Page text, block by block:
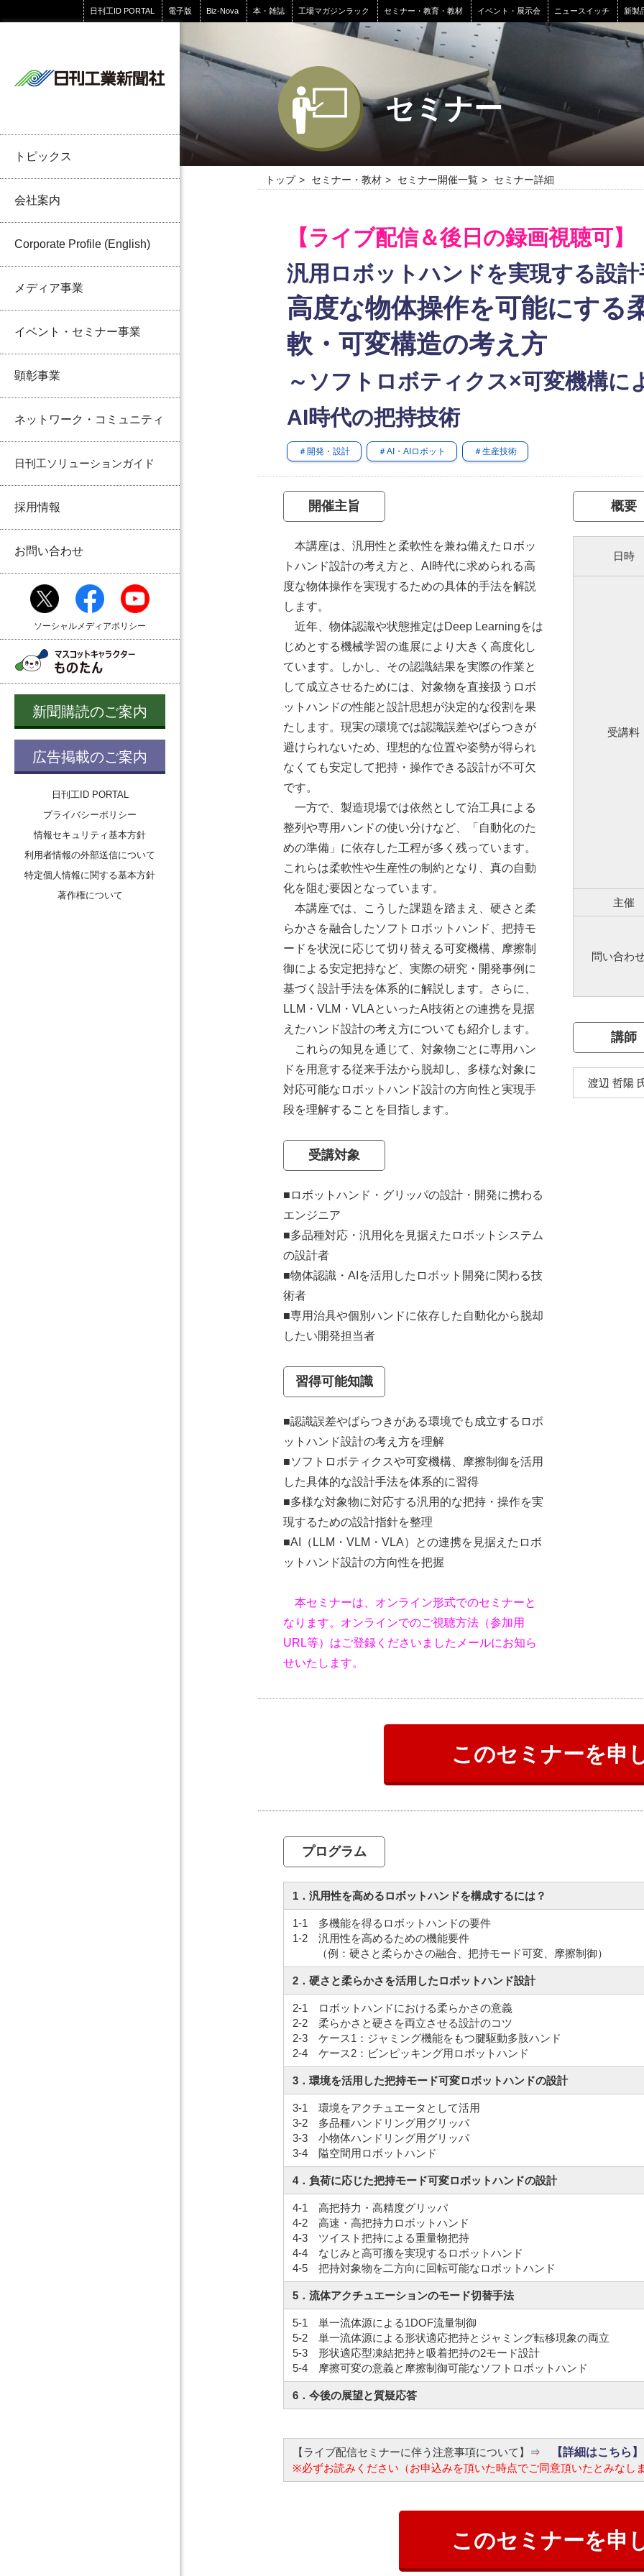
日刊工ID PORTAL 電子版 Biz-Nova 本・雑誌 工場マガジンラック セミナー・教育・教材 イベント・展示会 ニュースイッチ 新製
トピックス
会社案内
Corporate Profile (English)
メディア事業
イベント・セミナー事業
顕彰事業
ネットワーク・コミュニティ
日刊工ソリューションガイド
採用情報
お問い合わせ
ソーシャルメディアポリシー
新聞購読のご案内
広告掲載のご案内
日刊工ID PORTAL
プライバシーポリシー
情報セキュリティ基本方針
利用者情報の外部送信について
特定個人情報に関する基本方針
著作権について
セミナー
トップ セミナー・教材 セミナー開催一覧 セミナー詳細
【ライブ配信＆後日の録画視聴可】
汎用ロボットハンドを実現する設計
高度な物体操作を可能にする
軟・可変構造の考え方
～ソフトロボティクス×可変機構に
AI時代の把持技術
＃開発・設計 ＃AI・AIロボット ＃生産技術
開催主旨
本講座は、汎用性と柔軟性を兼ね備えたロボッ
トハンド設計の考え方と、AI時代に求められる高
度な物体操作を実現するための具体的手法を解説
します。
近年、物体認識や状態推定はDeep Learningをは
じめとする機械学習の進展により大きく高度化し
ています。しかし、その認識結果を実際の作業と
して成立させるためには、対象物を直接扱うロボ
ットハンドの性能と設計思想が決定的な役割を果
たします。現実の環境では認識誤差やばらつきが
避けられないため、理想的な位置や姿勢が得られ
なくても安定して把持・操作できる設計が不可欠
です。
一方で、製造現場では依然として治工具による
整列や専用ハンドの使い分けなど、「自動化のた
めの準備」に依存した工程が多く残っています。
これらは柔軟性や生産性の制約となり、真の自動
化を阻む要因となっています。
本講座では、こうした課題を踏まえ、硬さと柔
らかさを融合したソフトロボットハンド、把持モ
ードを状況に応じて切り替える可変機構、摩擦制
御による安定把持など、実際の研究・開発事例に
基づく設計手法を体系的に解説します。さらに、
LLM・VLM・VLAといったAI技術との連携を見据
えたハンド設計の考え方についても紹介します。
これらの知見を通じて、対象物ごとに専用ハン
ドを用意する従来手法から脱却し、多様な対象に
対応可能なロボットハンド設計の方向性と実現手
段を理解することを目指します。
受講対象
■ロボットハンド・グリッパの設計・開発に携わる
エンジニア
■多品種対応・汎用化を見据えたロボットシステム
の設計者
■物体認識・AIを活用したロボット開発に関わる技
術者
■専用治具や個別ハンドに依存した自動化から脱却
したい開発担当者
習得可能知識
■認識誤差やばらつきがある環境でも成立するロボ
ットハンド設計の考え方を理解
■ソフトロボティクスや可変機構、摩擦制御を活用
した具体的な設計手法を体系的に習得
■多様な対象物に対応する汎用的な把持・操作を実
現するための設計指針を整理
■AI（LLM・VLM・VLA）との連携を見据えたロボ
ットハンド設計の方向性を把握
本セミナーは、オンライン形式でのセミナーと
なります。オンラインでのご視聴方法（参加用
URL等）はご登録くださいましたメールにお知ら
せいたします。
概要
日時
受講料
主催
問い合わ
講師
渡辺 哲陽
このセミナーを申
プログラム
1．汎用性を高めるロボットハンドを構成するには？
1-1 多機能を得るロボットハンドの要件
1-2 汎用性を高めるための機能要件
（例：硬さと柔らかさの融合、把持モード可変、摩擦制御）
2．硬さと柔らかさを活用したロボットハンド設計
2-1 ロボットハンドにおける柔らかさの意義
2-2 柔らかさと硬さを両立させる設計のコツ
2-3 ケース1：ジャミング機能をもつ腱駆動多肢ハンド
2-4 ケース2：ビンピッキング用ロボットハンド
3．環境を活用した把持モード可変ロボットハンドの設計
3-1 環境をアクチュエータとして活用
3-2 多品種ハンドリング用グリッパ
3-3 小物体ハンドリング用グリッパ
3-4 隘空間用ロボットハンド
4．負荷に応じた把持モード可変ロボットハンドの設計
4-1 高把持力・高精度グリッパ
4-2 高速・高把持力ロボットハンド
4-3 ツイスト把持による重量物把持
4-4 なじみと高可搬を実現するロボットハンド
4-5 把持対象物を二方向に回転可能なロボットハンド
5．流体アクチュエーションのモード切替手法
5-1 単一流体源による1DOF流量制御
5-2 単一流体源による形状適応把持とジャミング転移現象の両立
5-3 形状適応型凍結把持と吸着把持の2モード設計
5-4 摩擦可変の意義と摩擦制御可能なソフトロボットハンド
6．今後の展望と質疑応答
【ライブ配信セミナーに伴う注意事項について】⇒
【詳細はこちら】
※必ずお読みください （お申込みを頂いた時点でご同意頂いたとみなし
このセミナーを申